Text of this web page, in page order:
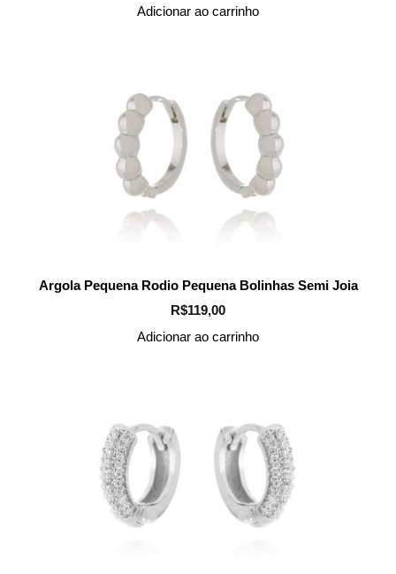
originalatual
Adicionar ao carrinho
Argola Pequena Rodio Pequena Bolinhas Semi Joia
R$119,00
Adicionar ao carrinho